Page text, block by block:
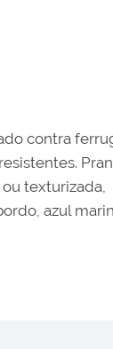
contra
texturizada,
azul